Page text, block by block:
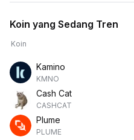
Koin yang Sedang Tren
Koin
Kamino
KMNO
Cash Cat
CASHCAT
Plume
PLUME